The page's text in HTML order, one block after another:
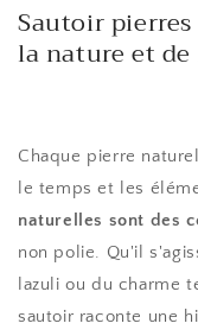
Sautoir
la nature et
Chaque pierre
le temps et les
naturelles sont des
non polie. Qu'il
lazuli ou du charme
sautoir raconte une